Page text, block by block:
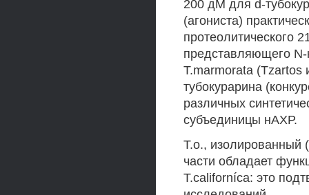
200 дМ для d-
(агониста)
протеолитического
представляющего
T.marmorata
тубокурарина
различных
субъединицы нАХР.
Т.о., изолированный
части обладает
T.californíca: это